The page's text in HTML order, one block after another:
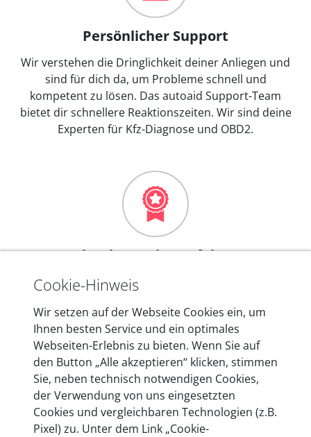
Persönlicher Support
Wir verstehen die Dringlichkeit deiner Anliegen und
sind für dich da, um Probleme schnell und
kompetent zu lösen. Das autoaid Support-Team
bietet dir schnellere Reaktionszeiten. Wir sind deine
Experten für Kfz-Diagnose und OBD2.
Mehr als 10 Jahre Erfahrung
In den Kfz-Diagnosegeräten von autoaid stecken
entwickeln wir unsere Produkte am Standort in
Berlin laufend weiter. Auf diese Qualität vertrauen
heute mehr als 60.000 Privatkunden und
Unternehmen.
Cookie-Hinweis
Wir setzen auf der Webseite Cookies ein, um
Ihnen besten Service und ein optimales
Webseiten-Erlebnis zu bieten. Wenn Sie auf
den Button „Alle akzeptieren“ klicken, stimmen
Sie, neben technisch notwendigen Cookies,
der Verwendung von uns eingesetzten
Cookies und vergleichbaren Technologien (z.B.
Pixel) zu. Unter dem Link „Cookie-